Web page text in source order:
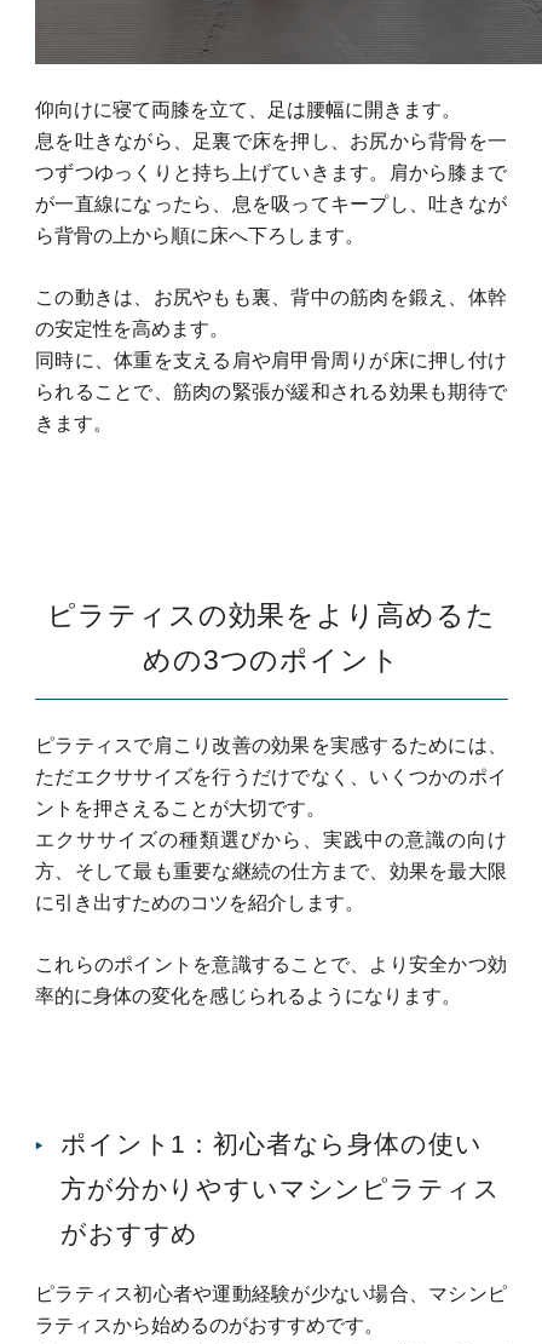
仰向けに寝て両膝を立て、足は腰幅に開きます。
息を吐きながら、足裏で床を押し、お尻から背骨を一
つずつゆっくりと持ち上げていきます。
肩から膝まで
が一直線になったら、息を吸ってキープし、吐きなが
ら背骨の上から順に床へ下ろします。
この動きは、お尻やもも裏、背中の筋肉を鍛え、体幹
の安定性を高めます。
同時に、体重を支える肩や肩甲骨周りが床に押し付け
られることで、筋肉の緊張が緩和される効果も期待で
きます。
ピラティスの効果をより高めるた
めの3つのポイント
ピラティスで肩こり改善の効果を実感するためには、
ただエクササイズを行うだけでなく、いくつかのポイ
ントを押さえることが大切です。
エクササイズの種類選びから、実践中の意識の向け
方、そして最も重要な継続の仕方まで、効果を最大限
に引き出すためのコツを紹介します。
これらのポイントを意識することで、より安全かつ効
率的に身体の変化を感じられるようになります。
ポイント1：初心者なら身体の使い
方が分かりやすいマシンピラティス
がおすすめ
ピラティス初心者や運動経験が少ない場合、マシンピ
ラティスから始めるのがおすすめです。